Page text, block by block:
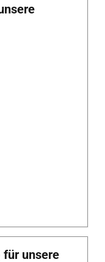
unsere